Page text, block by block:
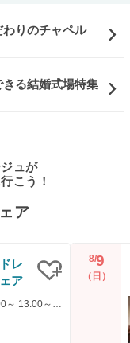
りのチャペル
る結婚式場特集
ュが
こう！
ア
レ
ア
受付時間：9:00～ 10:00～ 13:00～ 15:00～ 16:00～
8/9
（日）